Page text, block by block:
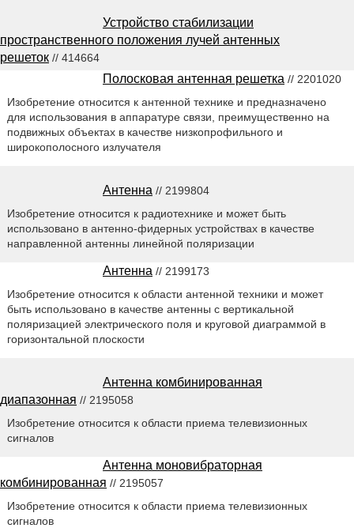
Устройство стабилизации
пространственного положения лучей антенных
решеток // 414664
Полосковая антенная решетка // 2201020
Изобретение относится к антенной технике и предназначено
для использования в аппаратуре связи, преимущественно на
подвижных объектах в качестве низкопрофильного и
широкополосного излучателя
Антенна // 2199804
Изобретение относится к радиотехнике и может быть
использовано в антенно-фидерных устройствах в качестве
направленной антенны линейной поляризации
Антенна // 2199173
Изобретение относится к области антенной техники и может
быть использовано в качестве антенны с вертикальной
поляризацией электрического поля и круговой диаграммой в
горизонтальной плоскости
Антенна комбинированная
диапазонная // 2195058
Изобретение относится к области приема телевизионных
сигналов
Антенна моновибраторная
комбинированная // 2195057
Изобретение относится к области приема телевизионных
сигналов